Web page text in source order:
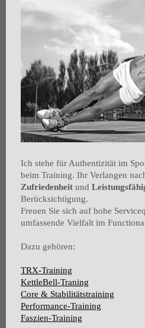
Ich stehe für Authentizität im
beim Training. Ihr Verlangen
Zufriedenheit und
Berücksichtigung.
Freuen Sie sich auf hohe
umfassende Vielfalt im
Dazu gehören:
TRX-Training
KettleBell-Traning
Core & Stabilitätstraining
Performance-Training
Faszien-Training